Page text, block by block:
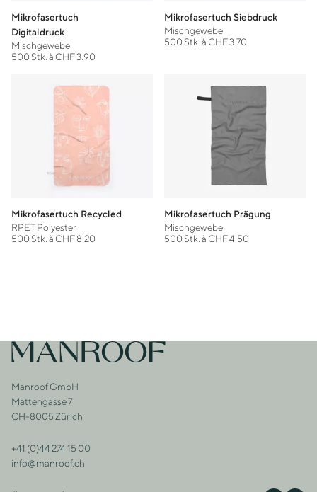
Mikrofasertuch
Digitaldruck
Mischgewebe
500 Stk. à CHF 3.90
Mikrofasertuch Siebdruck
Mischgewebe
500 Stk. à CHF 3.70
Mikrofasertuch Recycled
RPET Polyester
500 Stk. à CHF 8.20
Mikrofasertuch Prägung
Mischgewebe
500 Stk. à CHF 4.50
Footer
Zur Startseite
Adresse
Manroof GmbH
Mattengasse 7
CH-8005 Zürich
Kontakt
+41 (0)44 274 15 00
info@manroof.ch